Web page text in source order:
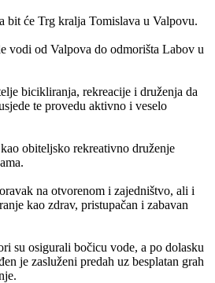
bit će Trg kralja Tomislava u Valpovu.
vodi od Valpova do odmorišta Labov u
bicikliranja, rekreacije i druženja da
te provedu aktivno i veselo
obiteljsko rekreativno druženje
na otvorenom i zajedništvo, ali i
kao zdrav, pristupačan i zabavan
su osigurali bočicu vode, a po dolasku
je zasluženi predah uz besplatan grah